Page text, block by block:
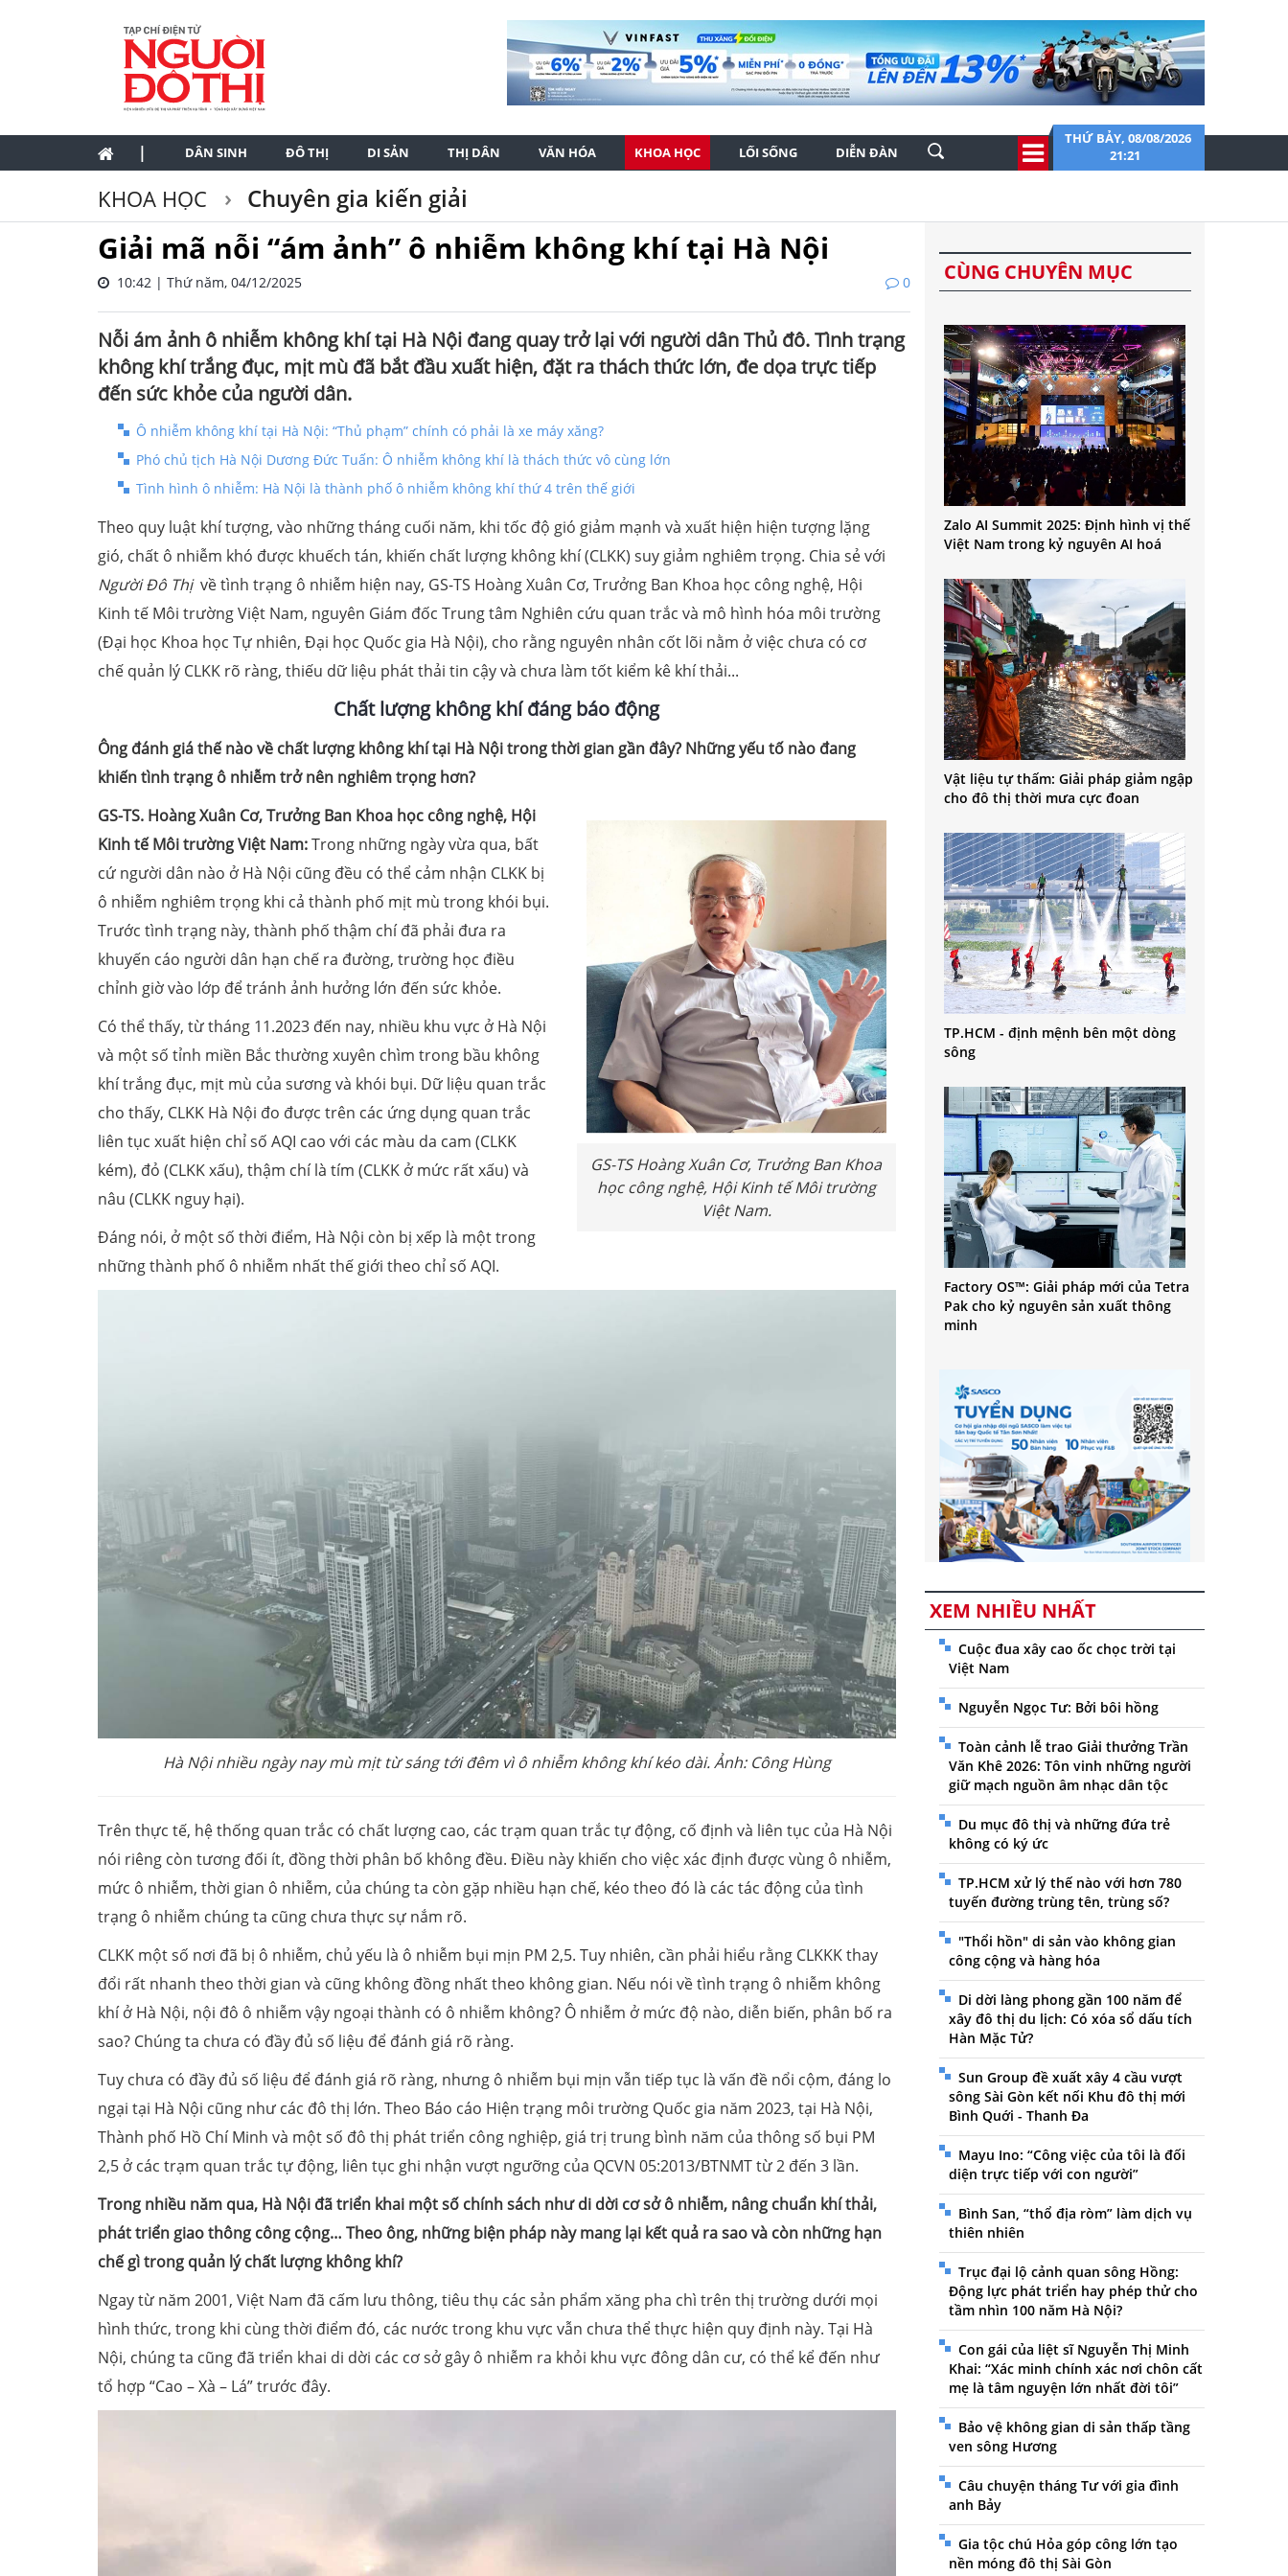
| DÂN SINH ĐÔ THỊ DI SẢN THỊ DÂN VĂN HÓA KHOA HỌC LỐI SỐNG DIỄN ĐÀN
THỨ BẢY, 08/08/2026
21:21
KHOA HỌC Chuyên gia kiến giải
Giải mã nỗi “ám ảnh” ô nhiễm không khí tại Hà Nội
10:42 | Thứ năm, 04/12/2025 0
Nỗi ám ảnh ô nhiễm không khí tại Hà Nội đang quay trở lại với người dân Thủ đô. Tình trạng
không khí trắng đục, mịt mù đã bắt đầu xuất hiện, đặt ra thách thức lớn, đe dọa trực tiếp
đến sức khỏe của người dân.
Ô nhiễm không khí tại Hà Nội: “Thủ phạm” chính có phải là xe máy xăng?
Phó chủ tịch Hà Nội Dương Đức Tuấn: Ô nhiễm không khí là thách thức vô cùng lớn
Tình hình ô nhiễm: Hà Nội là thành phố ô nhiễm không khí thứ 4 trên thế giới
Theo quy luật khí tượng, vào những tháng cuối năm, khi tốc độ gió giảm mạnh và xuất hiện hiện tượng lặng
gió, chất ô nhiễm khó được khuếch tán, khiến chất lượng không khí (CLKK) suy giảm nghiêm trọng. Chia sẻ với
Người Đô Thịvề tình trạng ô nhiễm hiện nay, GS-TS Hoàng Xuân Cơ, Trưởng Ban Khoa học công nghệ, Hội
Kinh tế Môi trường Việt Nam, nguyên Giám đốc Trung tâm Nghiên cứu quan trắc và mô hình hóa môi trường
(Đại học Khoa học Tự nhiên, Đại học Quốc gia Hà Nội), cho rằng nguyên nhân cốt lõi nằm ở việc chưa có cơ
chế quản lý CLKK rõ ràng, thiếu dữ liệu phát thải tin cậy và chưa làm tốt kiểm kê khí thải...
Chất lượng không khí đáng báo động
Ông đánh giá thế nào về chất lượng không khí tại Hà Nội trong thời gian gần đây? Những yếu tố nào đang
khiến tình trạng ô nhiễm trở nên nghiêm trọng hơn?
GS-TS Hoàng Xuân Cơ, Trưởng Ban Khoa
học công nghệ, Hội Kinh tế Môi trường
Việt Nam.
GS-TS. Hoàng Xuân Cơ, Trưởng Ban Khoa học công nghệ, Hội
Kinh tế Môi trường Việt Nam:Trong những ngày vừa qua, bất
cứ người dân nào ở Hà Nội cũng đều có thể cảm nhận CLKK bị
ô nhiễm nghiêm trọng khi cả thành phố mịt mù trong khói bụi.
Trước tình trạng này, thành phố thậm chí đã phải đưa ra
khuyến cáo người dân hạn chế ra đường, trường học điều
chỉnh giờ vào lớp để tránh ảnh hưởng lớn đến sức khỏe.
Có thể thấy, từ tháng 11.2023 đến nay, nhiều khu vực ở Hà Nội
và một số tỉnh miền Bắc thường xuyên chìm trong bầu không
khí trắng đục, mịt mù của sương và khói bụi. Dữ liệu quan trắc
cho thấy, CLKK Hà Nội đo được trên các ứng dụng quan trắc
liên tục xuất hiện chỉ số AQI cao với các màu da cam (CLKK
kém), đỏ (CLKK xấu), thậm chí là tím (CLKK ở mức rất xấu) và
nâu (CLKK nguy hại).
Đáng nói, ở một số thời điểm, Hà Nội còn bị xếp là một trong
những thành phố ô nhiễm nhất thế giới theo chỉ số AQI.
Hà Nội nhiều ngày nay mù mịt từ sáng tới đêm vì ô nhiễm không khí kéo dài. Ảnh: Công Hùng
Trên thực tế, hệ thống quan trắc có chất lượng cao, các trạm quan trắc tự động, cố định và liên tục của Hà Nội
nói riêng còn tương đối ít, đồng thời phân bố không đều. Điều này khiến cho việc xác định được vùng ô nhiễm,
mức ô nhiễm, thời gian ô nhiễm, của chúng ta còn gặp nhiều hạn chế, kéo theo đó là các tác động của tình
trạng ô nhiễm chúng ta cũng chưa thực sự nắm rõ.
CLKK một số nơi đã bị ô nhiễm, chủ yếu là ô nhiễm bụi mịn PM 2,5. Tuy nhiên, cần phải hiểu rằng CLKKK thay
đổi rất nhanh theo thời gian và cũng không đồng nhất theo không gian. Nếu nói về tình trạng ô nhiễm không
khí ở Hà Nội, nội đô ô nhiễm vậy ngoại thành có ô nhiễm không? Ô nhiễm ở mức độ nào, diễn biến, phân bố ra
sao? Chúng ta chưa có đầy đủ số liệu để đánh giá rõ ràng.
Tuy chưa có đầy đủ số liệu để đánh giá rõ ràng, nhưng ô nhiễm bụi mịn vẫn tiếp tục là vấn đề nổi cộm, đáng lo
ngại tại Hà Nội cũng như các đô thị lớn. Theo Báo cáo Hiện trạng môi trường Quốc gia năm 2023, tại Hà Nội,
Thành phố Hồ Chí Minh và một số đô thị phát triển công nghiệp, giá trị trung bình năm của thông số bụi PM
2,5 ở các trạm quan trắc tự động, liên tục ghi nhận vượt ngưỡng của QCVN 05:2013/BTNMT từ 2 đến 3 lần.
Trong nhiều năm qua, Hà Nội đã triển khai một số chính sách như di dời cơ sở ô nhiễm, nâng chuẩn khí thải,
phát triển giao thông công cộng… Theo ông, những biện pháp này mang lại kết quả ra sao và còn những hạn
chế gì trong quản lý chất lượng không khí?
Ngay từ năm 2001, Việt Nam đã cấm lưu thông, tiêu thụ các sản phẩm xăng pha chì trên thị trường dưới mọi
hình thức, trong khi cùng thời điểm đó, các nước trong khu vực vẫn chưa thể thực hiện quy định này. Tại Hà
Nội, chúng ta cũng đã triển khai di dời các cơ sở gây ô nhiễm ra khỏi khu vực đông dân cư, có thể kể đến như
tổ hợp “Cao – Xà – Lá” trước đây.
CÙNG CHUYÊN MỤC
Zalo AI Summit 2025: Định hình vị thế
Việt Nam trong kỷ nguyên AI hoá
Vật liệu tự thấm: Giải pháp giảm ngập
cho đô thị thời mưa cực đoan
TP.HCM - định mệnh bên một dòng
sông
Factory OS™: Giải pháp mới của Tetra
Pak cho kỷ nguyên sản xuất thông
minh
XEM NHIỀU NHẤT
Cuộc đua xây cao ốc chọc trời tại
Việt Nam
Nguyễn Ngọc Tư: Bởi bôi hồng
Toàn cảnh lễ trao Giải thưởng Trần
Văn Khê 2026: Tôn vinh những người
giữ mạch nguồn âm nhạc dân tộc
Du mục đô thị và những đứa trẻ
không có ký ức
TP.HCM xử lý thế nào với hơn 780
tuyến đường trùng tên, trùng số?
"Thổi hồn" di sản vào không gian
công cộng và hàng hóa
Di dời làng phong gần 100 năm để
xây đô thị du lịch: Có xóa sổ dấu tích
Hàn Mặc Tử?
Sun Group đề xuất xây 4 cầu vượt
sông Sài Gòn kết nối Khu đô thị mới
Bình Quới - Thanh Đa
Mayu Ino: “Công việc của tôi là đối
diện trực tiếp với con người”
Bình San, “thổ địa ròm” làm dịch vụ
thiên nhiên
Trục đại lộ cảnh quan sông Hồng:
Động lực phát triển hay phép thử cho
tầm nhìn 100 năm Hà Nội?
Con gái của liệt sĩ Nguyễn Thị Minh
Khai: “Xác minh chính xác nơi chôn cất
mẹ là tâm nguyện lớn nhất đời tôi”
Bảo vệ không gian di sản thấp tầng
ven sông Hương
Câu chuyện tháng Tư với gia đình
anh Bảy
Gia tộc chú Hỏa góp công lớn tạo
nền móng đô thị Sài Gòn